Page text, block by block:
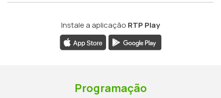
Instale a aplicação RTP Play
Programação